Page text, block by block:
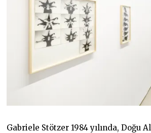
Gabriele Stötzer 1984 yılında, Doğu